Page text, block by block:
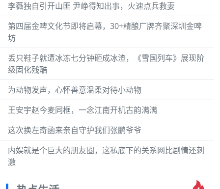
李薇独自引开山匪 尹峥得知出事，火速点兵救妻
第四届金啤文化节即将启幕，30+精酿厂牌齐聚深圳金啤
坊
丢只鞋子就遭冰冻七分钟砸成冰渣，《雪国列车》展现阶
级固化残酷
为动物发声，心怀善意温柔对待小动物
王安宇赵今麦同框，一念江南开机古韵满满
这次换左奇函来亲自守护我们张鹏爷爷
内娱就是个巨大的朋友圈，这私底下的关系网比剧情还刺
激